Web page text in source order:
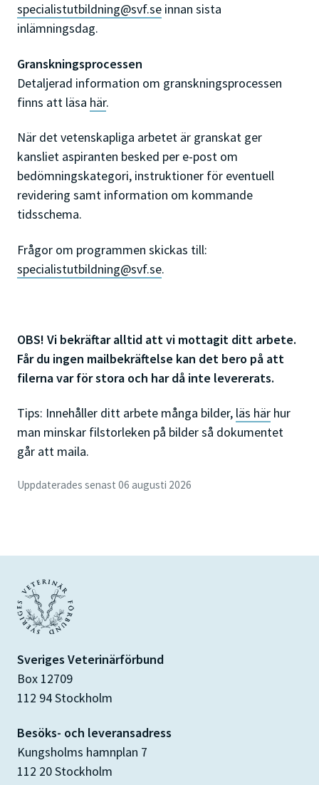
specialistutbildning@svf.se innan sista
inlämningsdag.
Granskningsprocessen
Detaljerad information om granskningsprocessen
finns att läsa här.
När det vetenskapliga arbetet är granskat ger
kansliet aspiranten besked per e-post om
bedömningskategori, instruktioner för eventuell
revidering samt information om kommande
tidsschema.
Frågor om programmen skickas till:
specialistutbildning@svf.se.
OBS! Vi bekräftar alltid att vi mottagit ditt arbete.
Får du ingen mailbekräftelse kan det bero på att
filerna var för stora och har då inte levererats.
Tips: Innehåller ditt arbete många bilder, läs här hur
man minskar filstorleken på bilder så dokumentet
går att maila.
Uppdaterades senast 06 augusti 2026
Sveriges Veterinärförbund
Box 12709
112 94 Stockholm
Besöks- och leveransadress
Kungsholms hamnplan 7
112 20 Stockholm